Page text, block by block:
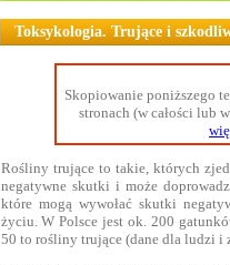
Toksykologia. Trujące i
Skopiowanie poniższego
stronach (w całości lub
Rośliny trujące to takie, których
negatywne skutki i może
które mogą wywołać skutki
życiu. W Polsce jest ok. 200
50 to rośliny trujące (dane dla ludzi i